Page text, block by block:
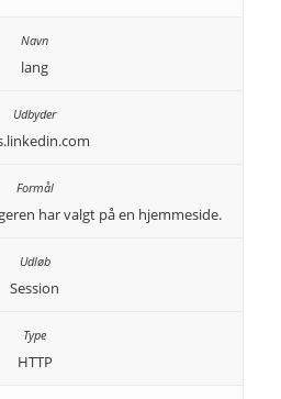
lang
har valgt på en hjemmeside.
Session
HTTP